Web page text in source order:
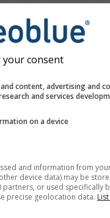
your consent
content, advertising and
and services
on a device
and information from
device data) may be
partners, or used specifically
precise geolocation data.